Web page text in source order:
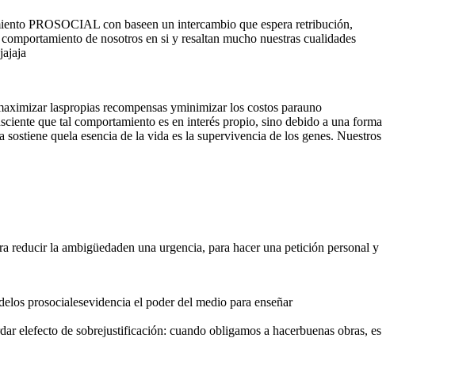
PROSOCIAL con baseen un intercambio que espera retribución,
de nosotros en si y resaltan mucho nuestras cualidades
laspropias recompensas yminimizar los costos parauno
que tal comportamiento es en interés propio, sino debido a una forma
quela esencia de la vida es la supervivencia de los genes. Nuestros
reducir la ambigüedaden una urgencia, para hacer una petición personal y
prosocialesevidencia el poder del medio para enseñar
elefecto de sobrejustificación: cuando obligamos a hacerbuenas obras, es